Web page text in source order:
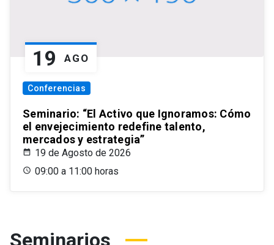
19 AGO
Conferencias
Seminario: “El Activo que Ignoramos: Cómo
el envejecimiento redefine talento,
mercados y estrategia”
19 de Agosto de 2026
09:00 a 11:00 horas
Seminarios